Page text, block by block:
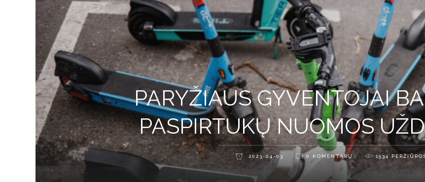
PARYŽIAUS GYVENTOJAI
PASPIRTUKŲ NUOMOS
2023-04-03 0 KOMENTARŲ 1534